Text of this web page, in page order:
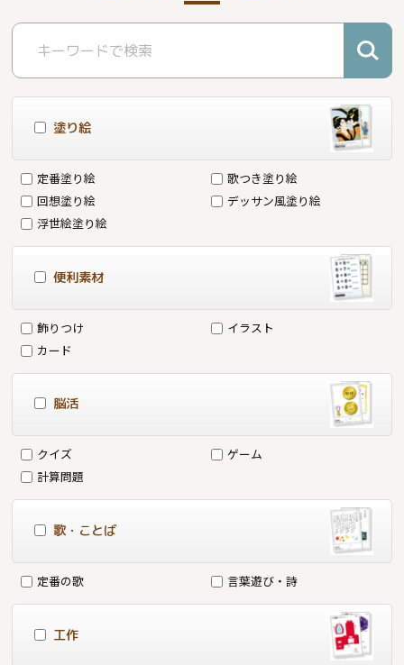
塗り絵
定番塗り絵
歌つき塗り絵
回想塗り絵
デッサン風塗り絵
浮世絵塗り絵
便利素材
飾りつけ
イラスト
カード
脳活
クイズ
ゲーム
計算問題
歌・ことば
定番の歌 言葉遊び・詩
工作